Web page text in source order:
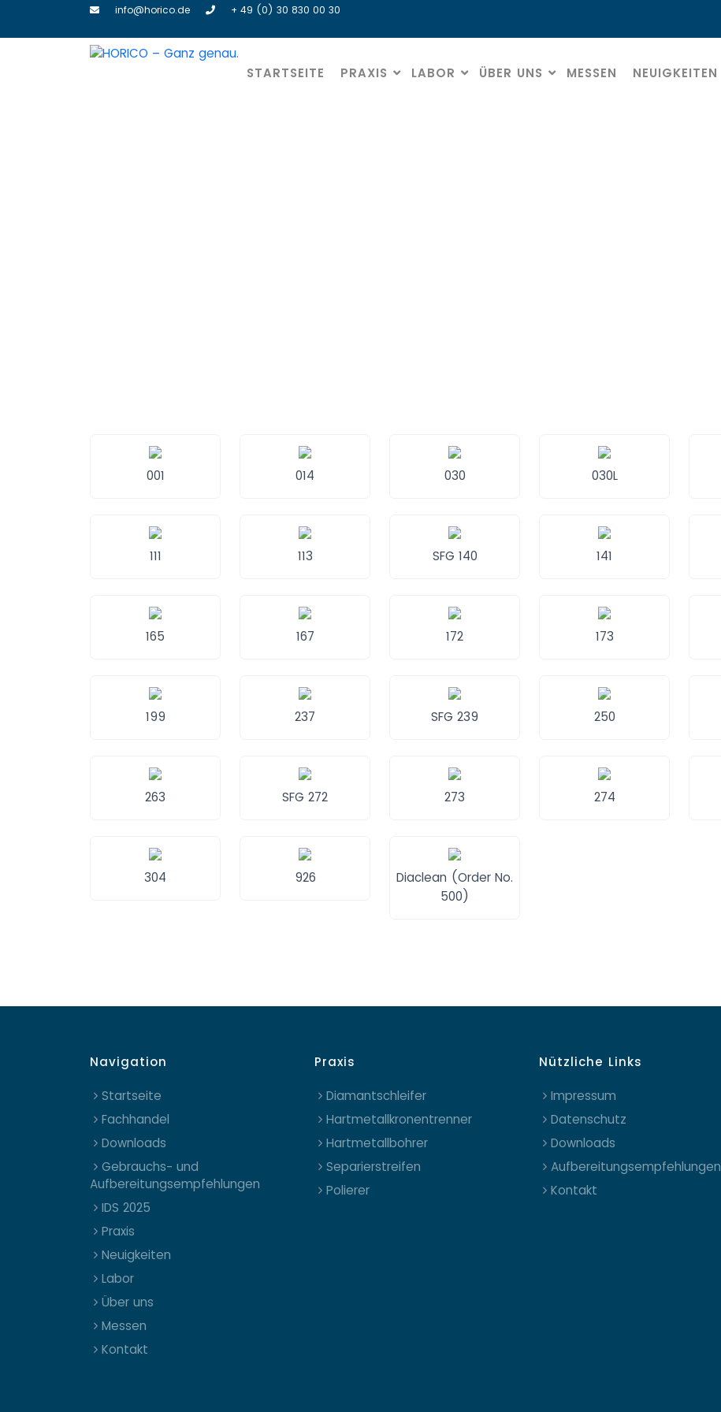
info@horico.de + 49 (0) 30 830 00 30
STARTSEITE PRAXIS LABOR ÜBER UNS MESSEN NEUIGKEITEN
001 014 030 030L
111 113 SFG 140 141
165 167 172 173
199 237 SFG 239 250
263 SFG 272 273 274
304 926
Diaclean (Order No.
500)
Navigation
Startseite
Fachhandel
Downloads
Gebrauchs- und
Aufbereitungsempfehlungen
IDS 2025
Praxis
Neuigkeiten
Labor
Über uns
Messen
Kontakt
Praxis
Diamantschleifer
Hartmetallkronentrenner
Hartmetallbohrer
Separierstreifen
Polierer
Nützliche Links
Impressum
Datenschutz
Downloads
Aufbereitungsempfehlungen
Kontakt